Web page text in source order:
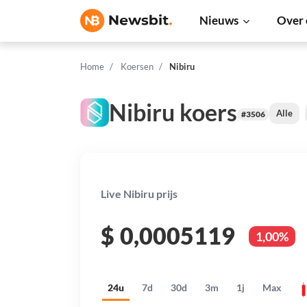
Nieuws Over
Home Koersen Nibiru
Nibiru koers #3506 Alle
Live Nibiru prijs
$ 0,0005119 1,00%
24u 7d 30d 3m 1j Max